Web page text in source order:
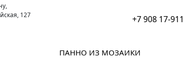
127
ПАННО ИЗ МОЗАИКИ
+7 908 17-